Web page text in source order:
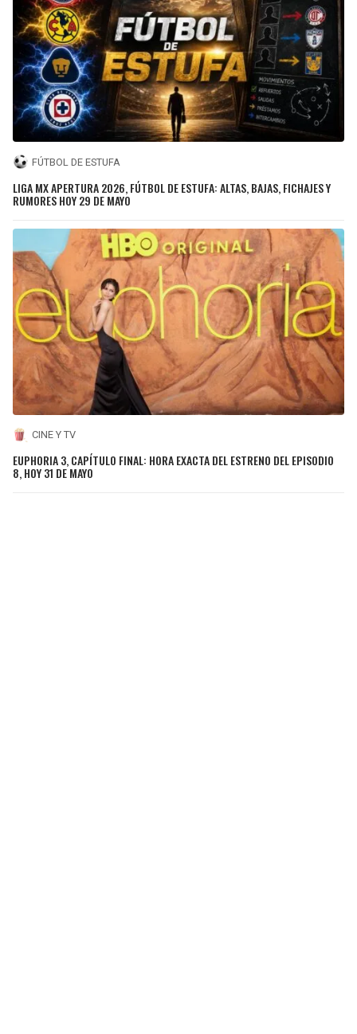
FÚTBOL DE ESTUFA
LIGA MX APERTURA 2026, FÚTBOL DE ESTUFA: ALTAS, BAJAS, FICHAJES Y
RUMORES HOY 29 DE MAYO
CINE Y TV
EUPHORIA 3, CAPÍTULO FINAL: HORA EXACTA DEL ESTRENO DEL EPISODIO
8, HOY 31 DE MAYO